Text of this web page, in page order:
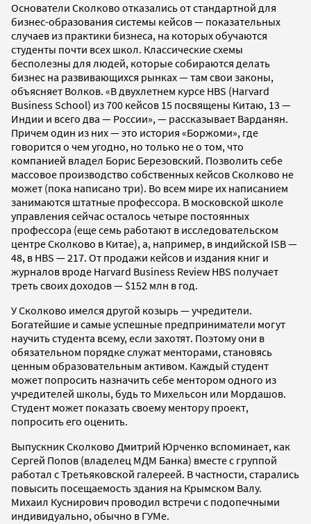
Основатели Сколково отказались от стандартной для
бизнес-образования системы кейсов — показательных
случаев из практики бизнеса, на которых обучаются
студенты почти всех школ. Классические схемы
бесполезны для людей, которые собираются делать
бизнес на развивающихся рынках — там свои законы,
объясняет Волков. «В двухлетнем курсе HBS (Harvard
Business School) из 700 кейсов 15 посвящены Китаю, 13 —
Индии и всего два — России», — рассказывает Варданян.
Причем один из них — это история «Боржоми», где
говорится о чем угодно, но только не о том, что
компанией владел Борис Березовский. Позволить себе
массовое производство собственных кейсов Сколково не
может (пока написано три). Во всем мире их написанием
занимаются штатные профессора. В московской школе
управления сейчас осталось четыре постоянных
профессора (еще семь работают в исследовательском
центре Сколково в Китае), а, например, в индийской ISB —
48, в HBS — 217. От продажи кейсов и издания книг и
журналов вроде Harvard Business Review HBS получает
треть своих доходов — $152 млн в год.
У Сколково имелся другой козырь — учредители.
Богатейшие и самые успешные предприниматели могут
научить студента всему, если захотят. Поэтому они в
обязательном порядке служат менторами, становясь
ценным образовательным активом. Каждый студент
может попросить назначить себе ментором одного из
учредителей школы, будь то Михельсон или Мордашов.
Студент может показать своему ментору проект,
попросить его оценить.
Выпускник Сколково Дмитрий Юрченко вспоминает, как
Сергей Попов (владелец МДМ Банка) вместе с группой
работал с Третьяковской галереей. В частности, старались
повысить посещаемость здания на Крымском Валу.
Михаил Куснирович проводил встречи с подопечными
индивидуально, обычно в ГУМе.